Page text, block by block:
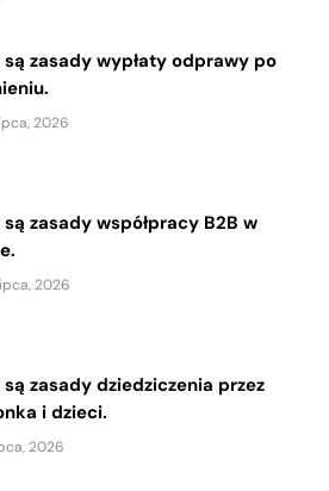
zasady wypłaty odprawy po
2026
zasady współpracy B2B w
2026
zasady dziedziczenia przez
i dzieci.
2026